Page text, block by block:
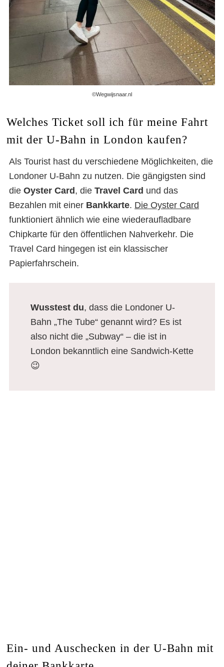
©Wegwijsnaar.nl
Welches Ticket soll ich für meine Fahrt
mit der U-Bahn in London kaufen?
Als Tourist hast du verschiedene Möglichkeiten, die
Londoner U-Bahn zu nutzen. Die gängigsten sind
die Oyster Card , die Travel Card und das
Bezahlen mit einer Bankkarte. Die Oyster Card
funktioniert ähnlich wie eine wiederaufladbare
Chipkarte für den öffentlichen Nahverkehr. Die
Travel Card hingegen ist ein klassischer
Papierfahrschein.
Wusstest du, dass die Londoner U-
Bahn „The Tube“ genannt wird? Es ist
also nicht die „Subway“ – die ist in
London bekanntlich eine Sandwich-Kette
😉
Ein- und Auschecken in der U-Bahn mit